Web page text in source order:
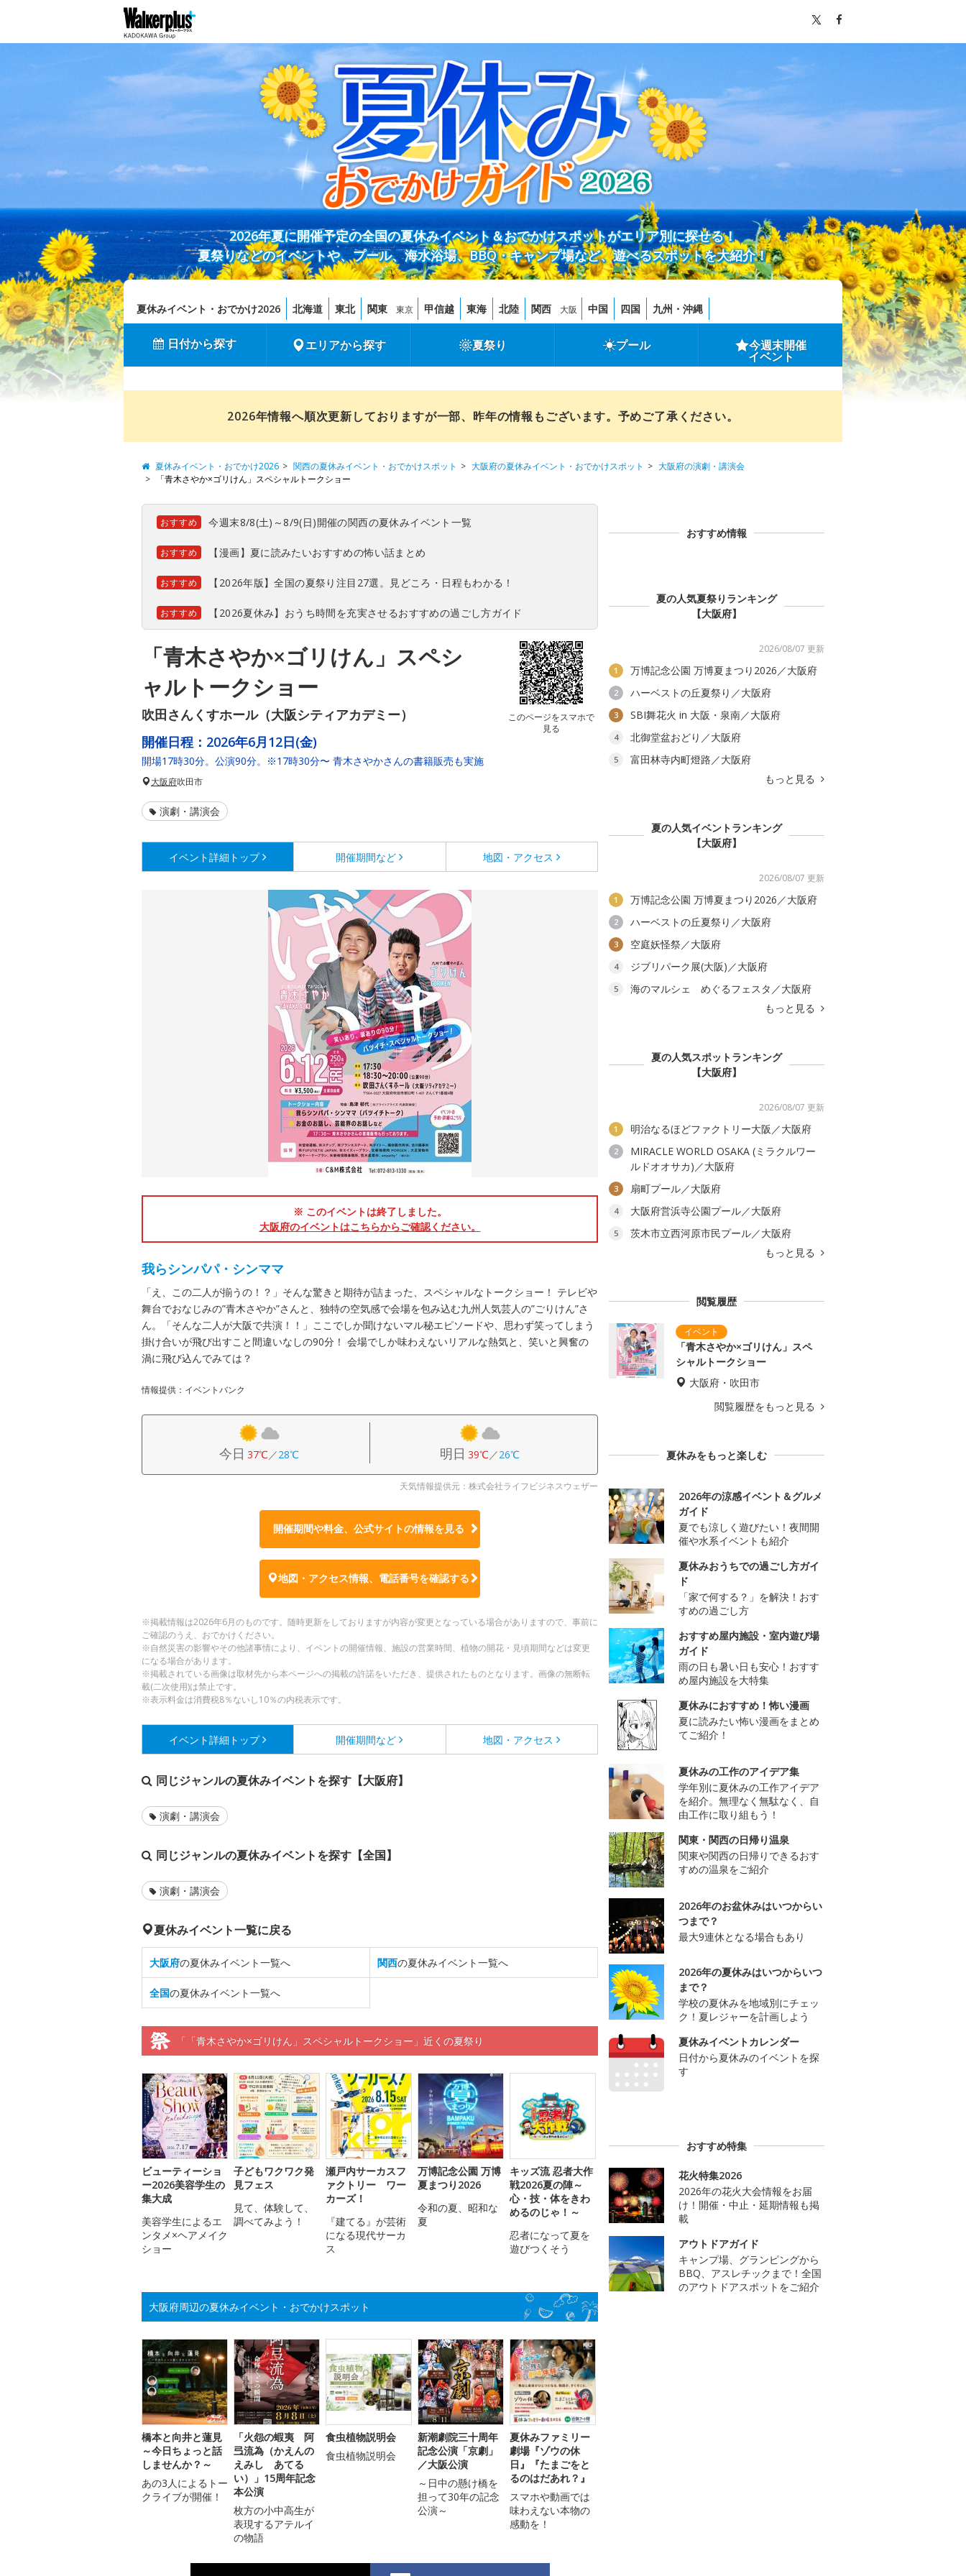
2026年夏に開催予定の全国の夏休みイベント＆おでかけスポットがエリア別に探せる！
夏祭りなどのイベントや、プール、海水浴場、BBQ・キャンプ場など、遊べるスポットを大紹介！
夏休みイベント・おでかけ2026 北海道 東北 関東 東京 甲信越 東海 北陸 関西 大阪 中国 四国 九州・沖縄
日付から探す エリアから探す 夏祭り プール 今週末開催
イベント
2026年情報へ順次更新しておりますが一部、昨年の情報もございます。予めご了承ください。
夏休みイベント・おでかけ2026 関西の夏休みイベント・おでかけスポット 大阪府の夏休みイベント・おでかけスポット
大阪府の演劇・講演会
「青木さやか×ゴリけん」スペシャルトークショー
おすすめ 今週末8/8(土)～8/9(日)開催の関西の夏休みイベント一覧
おすすめ 【漫画】夏に読みたいおすすめの怖い話まとめ
おすすめ 【2026年版】全国の夏祭り注目27選。見どころ・日程もわかる！
おすすめ 【2026夏休み】おうち時間を充実させるおすすめの過ごし方ガイド
「青木さやか×ゴリけん」スペシ
ャルトークショー
吹田さんくすホール（大阪シティアカデミー）
このページをスマホで
見る
開催日程： 2026年6月12日(金)
開場17時30分。公演90分。※17時30分〜 青木さやかさんの書籍販売も実施
大阪府吹田市
演劇・講演会
イベント詳細 トップ 開催期間など 地図・アクセス
※ このイベントは終了しました。
大阪府のイベントはこちらからご確認ください。
我らシンパパ・シンママ
「え、この二人が揃うの！？」そんな驚きと期待が詰まった、スペシャルなトークショー！ テレビや
舞台でおなじみの”青木さやか”さんと、独特の空気感で会場を包み込む九州人気芸人の”ごりけん”さ
ん。「そんな二人が大阪で共演！！」ここでしか聞けないマル秘エピソードや、思わず笑ってしまう
掛け合いが飛び出すこと間違いなしの90分！ 会場でしか味わえないリアルな熱気と、笑いと興奮の
渦に飛び込んでみては？
情報提供：イベントバンク
今日 37℃／28℃ 明日 39℃／26℃
天気情報提供元：株式会社ライフビジネスウェザー
開催期間や料金、公式サイトの情報を見る
地図・アクセス情報、電話番号を確認する
※掲載情報は2026年6月のものです。随時更新をしておりますが内容が変更となっている場合がありますので、事前に
ご確認のうえ、おでかけください。
※自然災害の影響やその他諸事情により、イベントの開催情報、施設の営業時間、植物の開花・見頃期間などは変更
になる場合があります。
※掲載されている画像は取材先から本ページへの掲載の許諾をいただき、提供されたものとなります。画像の無断転
載(二次使用)は禁止です。
※表示料金は消費税8％ないし10％の内税表示です。
イベント詳細 トップ 開催期間など 地図・アクセス
同じジャンルの夏休みイベントを探す【大阪府】
演劇・講演会
同じジャンルの夏休みイベントを探す【全国】
演劇・講演会
夏休みイベント一覧に戻る
大阪府の夏休みイベント一覧へ 関西の夏休みイベント一覧へ
全国の夏休みイベント一覧へ
「「青木さやか×ゴリけん」スペシャルトークショー」近くの夏祭り
ビューティーショ
ー2026美容学生の
集大成
美容学生によるエ
ンタメ×ヘアメイク
ショー
子どもワクワク発
見フェス
見て、体験して、
調べてみよう！
瀬戸内サーカスフ
ァクトリー ワー
カーズ！
『建てる』が芸術
になる現代サーカ
ス
万博記念公園 万博
夏まつり2026
令和の夏、昭和な
夏
キッズ流 忍者大作
戦2026夏の陣～
心・技・体をきわ
めるのじゃ！～
忍者になって夏を
遊びつくそう
大阪府周辺の夏休みイベント・おでかけスポット
橋本と向井と蓮見
～今日ちょっと話
しませんか？～
あの3人によるトー
クライブが開催！
「火怨の蝦夷 阿
弖流為（かえんの
えみし あてる
い）」15周年記念
本公演
枚方の小中高生が
表現するアテルイ
の物語
食虫植物説明会
食虫植物説明会
新潮劇院三十周年
記念公演「京劇」
／大阪公演
～日中の懸け橋を
担って30年の記念
公演～
夏休みファミリー
劇場『ゾウの休
日』『たまごをと
るのはだあれ？』
スマホや動画では
味わえない本物の
感動を！
おすすめ情報
夏の人気夏祭りランキング
【大阪府】
2026/08/07 更新
1 万博記念公園 万博夏まつり2026／大阪府
2 ハーベストの丘夏祭り／大阪府
3 SBI舞花火 in 大阪・泉南／大阪府
4 北御堂盆おどり／大阪府
5
富田林寺内町燈路／大阪府
もっと見る
夏の人気イベントランキング
【大阪府】
2026/08/07 更新
1 万博記念公園 万博夏まつり2026／大阪府
2 ハーベストの丘夏祭り／大阪府
3 空庭妖怪祭／大阪府
4 ジブリパーク展(大阪)／大阪府
5
海のマルシェ めぐるフェスタ／大阪府
もっと見る
夏の人気スポットランキング
【大阪府】
2026/08/07 更新
1 明治なるほどファクトリー大阪／大阪府
2
MIRACLE WORLD OSAKA (ミラクルワー
ルドオオサカ)／大阪府
3 扇町プール／大阪府
4 大阪府営浜寺公園プール／大阪府
5
茨木市立西河原市民プール／大阪府
もっと見る
閲覧履歴
「青木さやか×ゴリけん」スペ
シャルトークショー
大阪府・吹田市
閲覧履歴をもっと見る
夏休みをもっと楽しむ
2026年の涼感イベント＆グルメ
ガイド
夏でも涼しく遊びたい！夜間開
催や水系イベントも紹介
夏休みおうちでの過ごし方ガイ
ド
「家で何する？」を解決！おす
すめの過ごし方
おすすめ屋内施設・室内遊び場
ガイド
雨の日も暑い日も安心！おすす
め屋内施設を大特集
夏休みにおすすめ！怖い漫画
夏に読みたい怖い漫画をまとめ
てご紹介！
夏休みの工作のアイデア集
学年別に夏休みの工作アイデア
を紹介。無理なく無駄なく、自
由工作に取り組もう！
関東・関西の日帰り温泉
関東や関西の日帰りできるおす
すめの温泉をご紹介
2026年のお盆休みはいつからい
つまで？
最大9連休となる場合もあり
2026年の夏休みはいつからいつ
まで？
学校の夏休みを地域別にチェッ
ク！夏レジャーを計画しよう
夏休みイベントカレンダー
日付から夏休みのイベントを探
す
おすすめ特集
花火特集2026
2026年の花火大会情報をお届
け！開催・中止・延期情報も掲
載
アウトドアガイド
キャンプ場、グランピングから
BBQ、アスレチックまで！全国
のアウトドアスポットをご紹介